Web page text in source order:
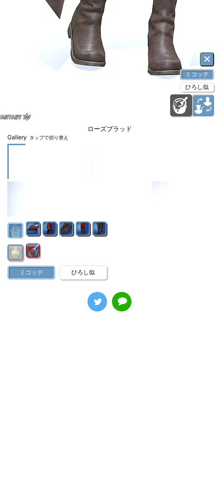
ローズブラッド
×
ミコッテ
ひろし似
Gallery タップで切り替え
ミコッテ ひろし似